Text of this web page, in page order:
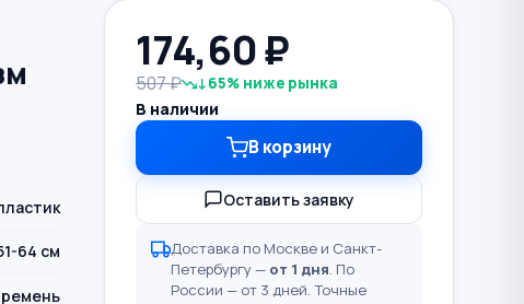
64 см
ремень
174,60₽
507 ₽ ↓65% ниже рынка
В наличии
В корзину
Оставить заявку
Доставка по Москве и Санкт-
Петербургу — от 1 дня. По
России — от 3 дней. Точные